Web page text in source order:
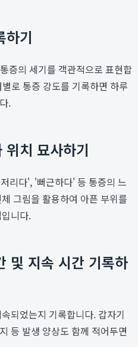
하기
증의 세기를 객관적으로 표현합
로 통증 강도를 기록하면 하루
.
치 묘사하기
리다', '뻐근하다' 등 통증의 느
그림을 활용하여 아픈 부위를
니다.
및 지속 시간 기록하
되었는지 기록합니다. 갑자기
등 발생 양상도 함께 적어두면